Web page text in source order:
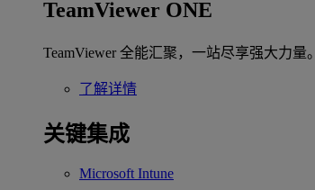
TeamViewer ONE
TeamViewer 全能汇聚，一站尽享强大力量。
了解详情
关键集成
Microsoft Intune